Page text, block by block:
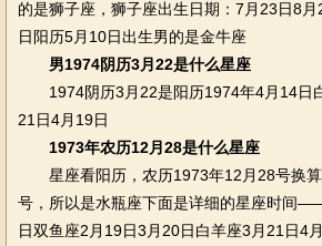
的是狮子座，狮子座出生日期：7月23日8
日阳历5月10日出生男的是金牛座
男1974阴历3月22是什么星座
1974阴历3月22是阳历1974年4月14日
21日4月19日
1973年农历12月28是什么星座
星座看阳历，农历1973年12月28号换算
号，所以是水瓶座下面是详细的星座时间
日双鱼座2月19日3月20日白羊座3月21日4